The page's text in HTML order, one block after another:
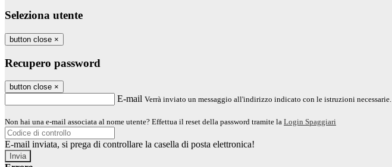
Seleziona utente
button close ×
Recupero password
button close ×
E-mail Verrà inviato un messaggio all'indirizzo indicato con le istruzioni necessarie.
Non hai una e-mail associata al nome utente? Effettua il reset della password tramite la Login Spaggiari
E-mail inviata, si prega di controllare la casella di posta elettronica!